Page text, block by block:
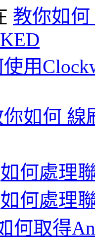
教你如
用
如何 線
如何處理
如何處理
何取得